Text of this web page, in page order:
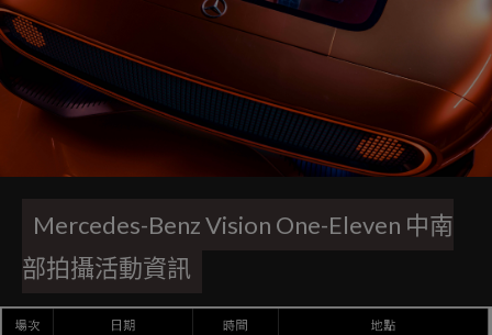
Mercedes-Benz Vision One-Eleven 中南
部拍攝活動資訊